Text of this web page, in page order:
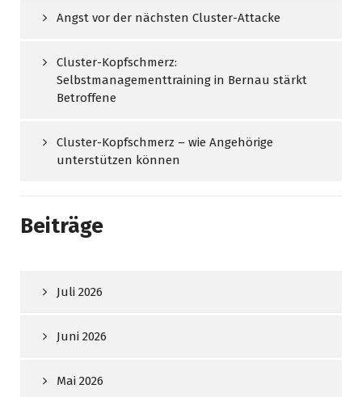
Angst vor der nächsten Cluster-Attacke
Cluster-Kopfschmerz:
Selbstmanagementtraining in Bernau stärkt
Betroffene
Cluster-Kopfschmerz – wie Angehörige
unterstützen können
Beiträge
Juli 2026
Juni 2026
Mai 2026